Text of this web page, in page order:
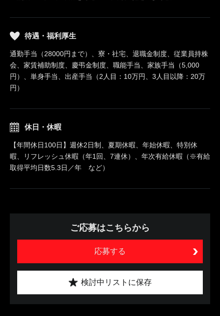
待遇・福利厚生
通勤手当（28000円まで）、寮・社宅、退職金制度、従業員持株
会、家賃補助制度、慶弔金制度、職能手当、家族手当（5,000
円）、単身手当、出産手当（2人目：10万円、3人目以降：20万
円）
休日・休暇
【年間休日100日】週休2日制、夏期休暇、年始休暇、特別休
暇、リフレッシュ休暇（年1回、7連休）、年次有給休暇（※有給
取得平均日数5.3日／年 など）
ご応募はこちらから
応募する
検討中リストに保存